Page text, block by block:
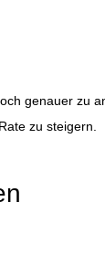
genauer
zu steigern.